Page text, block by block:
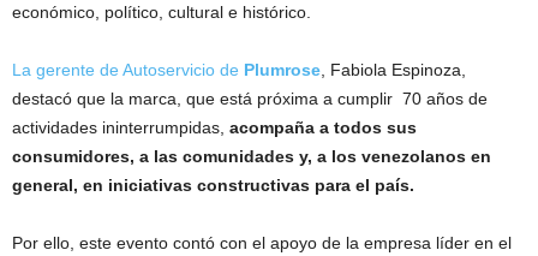
económico, político, cultural e histórico.
La gerente de Autoservicio de Plumrose , Fabiola Espinoza,
destacó que la marca, que está próxima a cumplir 70 años de
actividades ininterrumpidas, acompaña a todos sus
consumidores, a las comunidades y, a los venezolanos en
general, en iniciativas constructivas para el país.
Por ello, este evento contó con el apoyo de la empresa líder en el